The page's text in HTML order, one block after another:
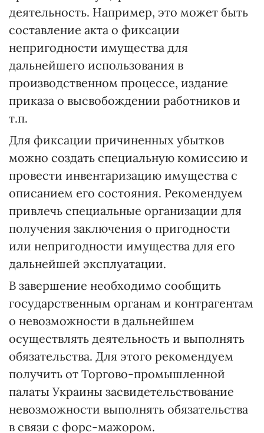
деятельность. Например, это может быть
составление акта о фиксации
непригодности имущества для
дальнейшего использования в
производственном процессе, издание
приказа о высвобождении работников и
т.п.
Для фиксации причиненных убытков
можно создать специальную комиссию и
провести инвентаризацию имущества с
описанием его состояния. Рекомендуем
привлечь специальные организации для
получения заключения о пригодности
или непригодности имущества для его
дальнейшей эксплуатации.
В завершение необходимо сообщить
государственным органам и контрагентам
о невозможности в дальнейшем
осуществлять деятельность и выполнять
обязательства. Для этого рекомендуем
получить от Торгово-промышленной
палаты Украины засвидетельствование
невозможности выполнять обязательства
в связи с форс-мажором.